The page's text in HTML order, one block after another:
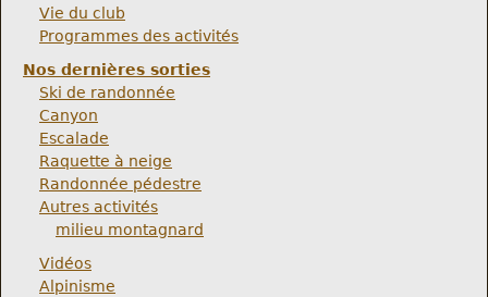
Vie du club
Programmes des activités
Nos dernières sorties
Ski de randonnée
Canyon
Escalade
Raquette à neige
Randonnée pédestre
Autres activités
milieu montagnard
Vidéos
Alpinisme